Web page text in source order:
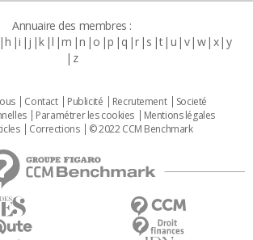
Annuaire des membres :
h i j k l m n o p q r s t u v w x y
z
Contact Publicité Recrutement
Societé
Paramétrer les cookies
Mentions légales
Corrections © 2022 CCM Benchmark